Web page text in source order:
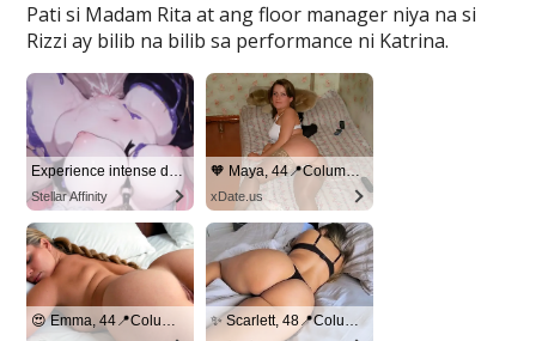
Pati si Madam Rita at ang floor manager niya na si
Rizzi ay bilib na bilib sa performance ni Katrina.